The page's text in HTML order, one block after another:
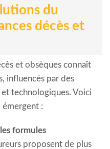
du
décès et
et obsèques connaît
influencés par des
technologiques. Voici
émergent :
formules
proposent de plus